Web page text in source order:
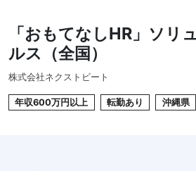
「おもてなしHR」ソリ
ルス（全国）
株式会社ネクストビート
年収600万円以上 転勤あり 沖縄県